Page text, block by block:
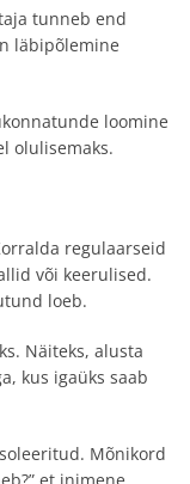
tunneb end
läbipõlemine
loomine
olulisemaks.
regulaarseid
või keerulised.
loeb.
Näiteks, alusta
kus igaüks saab
Mõnikord